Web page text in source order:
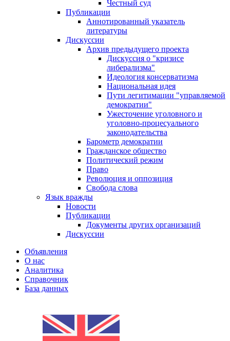
Честный суд
Публикации
Аннотированный указатель
литературы
Дискуссии
Архив предыдущего проекта
Дискуссия о "кризисе
либерализма"
Идеология консерватизма
Национальная идея
Пути легитимации "управляемой
демократии"
Ужесточение уголовного и
уголовно-процесуального
законодательства
Барометр демократии
Гражданское общество
Политический режим
Право
Революция и оппозиция
Свобода слова
Язык вражды
Новости
Публикации
Документы других организаций
Дискуссии
Объявления
О нас
Аналитика
Справочник
База данных